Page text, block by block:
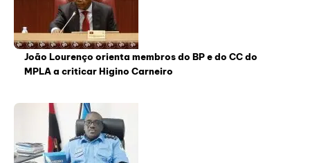
João Lourenço orienta membros do BP e do CC do
MPLA a criticar Higino Carneiro